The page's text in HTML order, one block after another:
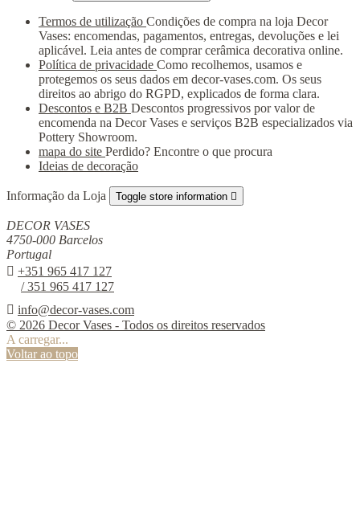
Termos de utilização Condições de compra na loja Decor
Vases: encomendas, pagamentos, entregas, devoluções e lei
aplicável. Leia antes de comprar cerâmica decorativa online.
Política de privacidade Como recolhemos, usamos e
protegemos os seus dados em decor-vases.com. Os seus
direitos ao abrigo do RGPD, explicados de forma clara.
Descontos e B2B Descontos progressivos por valor de
encomenda na Decor Vases e serviços B2B especializados via
Pottery Showroom.
mapa do site Perdido? Encontre o que procura
Ideias de decoração
Informação da Loja Toggle store information 
DECOR VASES
4750-000 Barcelos
Portugal
 +351 965 417 127
/ 351 965 417 127
 info@decor-vases.com
© 2026 Decor Vases - Todos os direitos reservados
A carregar...
Voltar ao topo